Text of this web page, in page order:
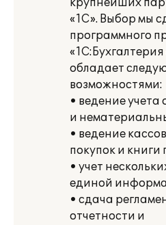
крупнейших
«1С». Выбор мы
программного
«1С:Бухгалтерия
обладает
возможностями:
• ведение учета
и
• ведение
покупок и
• учет
единой
• сдача
отчетности и